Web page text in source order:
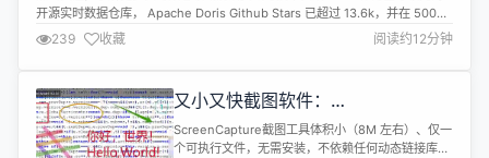
开源实时数据仓库， Apache Doris Github Stars 已超过 13.6k，并在 5000
余家中大型企业生产环境得到广泛应用，支撑业务核心场景，成为众多企业数
据分析基础设施不可或缺的重要基座。过去，Apache Doris 用户常用
DBeaver、Navicat 等...
239 收藏 阅读约12分钟
又小又快截图软件：
ScreenCapture（2.2.25）支持截
长图
ScreenCapture截图工具体积小（8M 左右）、仅一
个可执行文件，无需安装，不依赖任何动态链接库。